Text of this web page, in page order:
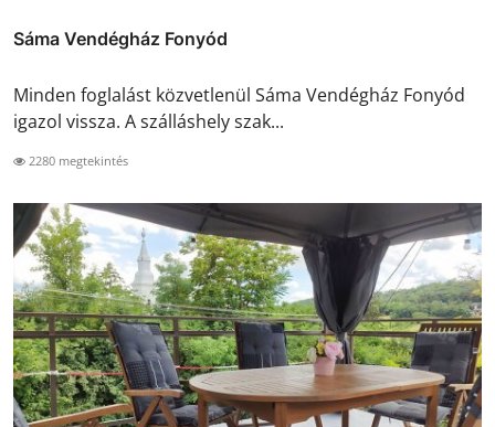
Sáma Vendégház Fonyód
Minden foglalást közvetlenül Sáma Vendégház Fonyód
igazol vissza. A szálláshely szak...
2280 megtekintés